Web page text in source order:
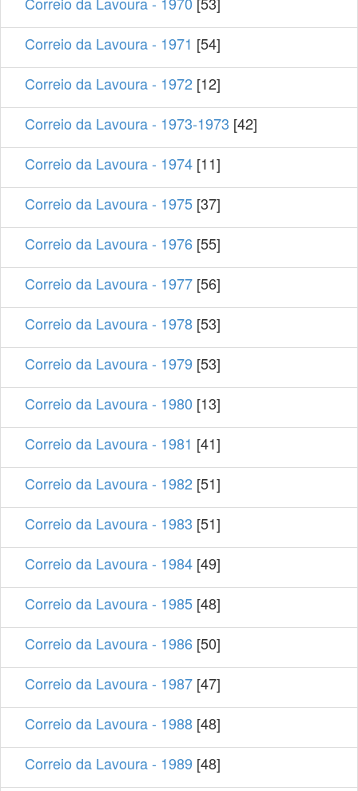
Correio da Lavoura - 1971 [54]
Correio da Lavoura - 1972 [12]
Correio da Lavoura - 1973-1973 [42]
Correio da Lavoura - 1974 [11]
Correio da Lavoura - 1975 [37]
Correio da Lavoura - 1976 [55]
Correio da Lavoura - 1977 [56]
Correio da Lavoura - 1978 [53]
Correio da Lavoura - 1979 [53]
Correio da Lavoura - 1980 [13]
Correio da Lavoura - 1981 [41]
Correio da Lavoura - 1982 [51]
Correio da Lavoura - 1983 [51]
Correio da Lavoura - 1984 [49]
Correio da Lavoura - 1985 [48]
Correio da Lavoura - 1986 [50]
Correio da Lavoura - 1987 [47]
Correio da Lavoura - 1988 [48]
Correio da Lavoura - 1989 [48]